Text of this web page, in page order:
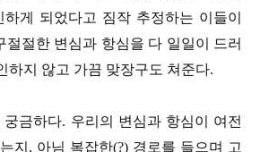
게 되었다고 짐작 추정하는 이들이
절절한 변심과 항심을 다 일일이 드러
하지 않고 가끔 맞장구도 쳐준다.
금하다. 우리의 변심과 항심이 여전
지, 아님 복잡한(?) 경로를 들으며 고